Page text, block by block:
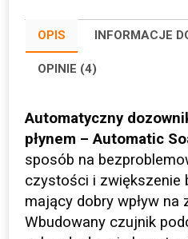
OPIS INFORMACJE
OPINIE (4)
Automatyczny
płynem – Automatic
sposób na
czystości i zwiększenie
mający dobry wpływ na
Wbudowany czujnik